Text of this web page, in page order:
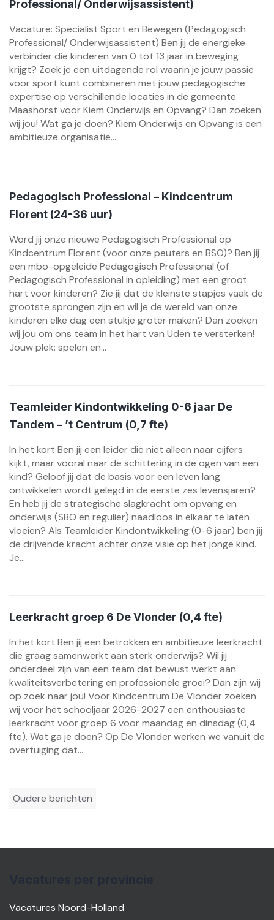
Professional/ Onderwijsassistent)
Vacature: Specialist Sport en Bewegen (Pedagogisch
Professional/ Onderwijsassistent) Ben jij de energieke
verbinder die kinderen van 0 tot 13 jaar in beweging
krijgt? Zoek je een uitdagende rol waarin je jouw passie
voor sport kunt combineren met jouw pedagogische
expertise op verschillende locaties in de gemeente
Maashorst voor Kiem Onderwijs en Opvang? Dan zoeken
wij jou! Wat ga je doen? Kiem Onderwijs en Opvang is een
ambitieuze organisatie...
Pedagogisch Professional – Kindcentrum
Florent (24-36 uur)
Word jij onze nieuwe Pedagogisch Professional op
Kindcentrum Florent (voor onze peuters en BSO)? Ben jij
een mbo-opgeleide Pedagogisch Professional (of
Pedagogisch Professional in opleiding) met een groot
hart voor kinderen? Zie jij dat de kleinste stapjes vaak de
grootste sprongen zijn en wil je de wereld van onze
kinderen elke dag een stukje groter maken? Dan zoeken
wij jou om ons team in het hart van Uden te versterken!
Jouw plek: spelen en...
Teamleider Kindontwikkeling 0-6 jaar De
Tandem – ’t Centrum (0,7 fte)
In het kort Ben jij een leider die niet alleen naar cijfers
kijkt, maar vooral naar de schittering in de ogen van een
kind? Geloof jij dat de basis voor een leven lang
ontwikkelen wordt gelegd in de eerste zes levensjaren?
En heb jij de strategische slagkracht om opvang en
onderwijs (SBO en regulier) naadloos in elkaar te laten
vloeien? Als Teamleider Kindontwikkeling (0-6 jaar) ben jij
de drijvende kracht achter onze visie op het jonge kind.
Je...
Leerkracht groep 6 De Vlonder (0,4 fte)
In het kort Ben jij een betrokken en ambitieuze leerkracht
die graag samenwerkt aan sterk onderwijs? Wil jij
onderdeel zijn van een team dat bewust werkt aan
kwaliteitsverbetering en professionele groei? Dan zijn wij
op zoek naar jou! Voor Kindcentrum De Vlonder zoeken
wij voor het schooljaar 2026-2027 een enthousiaste
leerkracht voor groep 6 voor maandag en dinsdag (0,4
fte). Wat ga je doen? Op De Vlonder werken we vanuit de
overtuiging dat...
Berichtennavigatie
Oudere berichten
Vacatures Noord-Holland